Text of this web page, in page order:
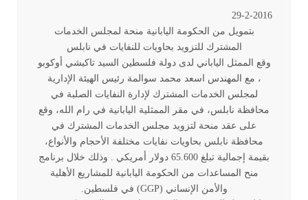
29-2-2016
بتمويل من الحكومة اليابانية منحة لمجلس الخدمات
المشترك للتزويد بحاويات للنفايات في نابلس
وقع الممثل الياباني لدى دولة فلسطين السيد تاكيشي أوكوبو
، مع المهندس اسعد محمد سوالمة رئيس الهيئة الإدارية
لمجلس الخدمات المشترك لإدارة النفايات الصلبة في
محافظة نابلس، في مقر الممثلية اليابانية في رام الله، وقع
على عقد منحة لتزويد مجلس الخدمات المشترك في
محافظة نابلس بحاويات نفايات مختلفة الأحجام والأنواع،
بقيمة إجمالية تبلغ 65.600 دولار أمريكي . وذلك خلال برنامج
منح المساعدات من الحكومة اليابانية للمشاريع الأهلية
والأمن الإنساني (GGP) في فلسطين.